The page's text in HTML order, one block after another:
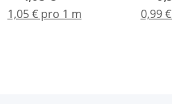
1,05 € pro 1 m 0,99